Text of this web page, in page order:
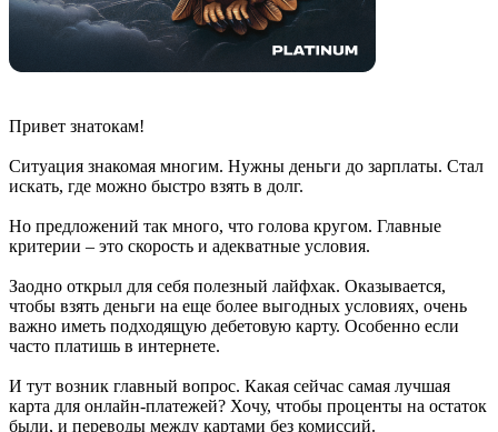
Привет знатокам!
Ситуация знакомая многим. Нужны деньги до зарплаты. Стал
искать, где можно быстро взять в долг.
Но предложений так много, что голова кругом. Главные
критерии – это скорость и адекватные условия.
Заодно открыл для себя полезный лайфхак. Оказывается,
чтобы взять деньги на еще более выгодных условиях, очень
важно иметь подходящую дебетовую карту. Особенно если
часто платишь в интернете.
И тут возник главный вопрос. Какая сейчас самая лучшая
карта для онлайн-платежей? Хочу, чтобы проценты на остаток
были, и переводы между картами без комиссий.